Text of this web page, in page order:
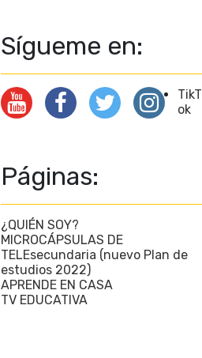
Sígueme en:
TikT
ok
Páginas:
¿QUIÉN SOY?
MICROCÁPSULAS DE
TELEsecundaria (nuevo Plan de
estudios 2022)
APRENDE EN CASA
TV EDUCATIVA